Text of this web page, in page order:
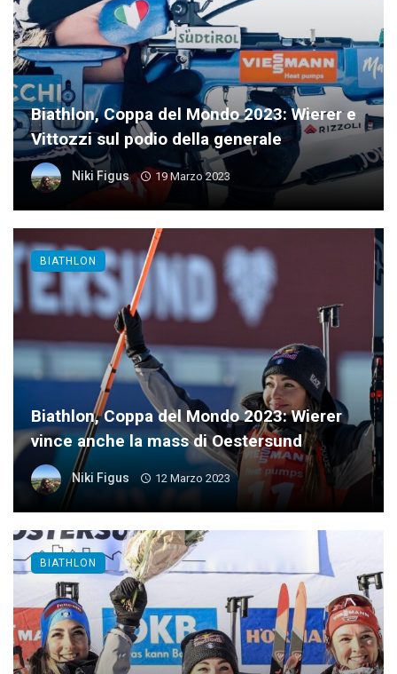
Biathlon, Coppa del Mondo 2023: Wierer e
Vittozzi sul podio della generale
Niki Figus 19 Marzo 2023
Biathlon, Coppa del Mondo 2023: Wierer
vince anche la mass di Oestersund
Niki Figus 12 Marzo 2023
BIATHLON
BIATHLON